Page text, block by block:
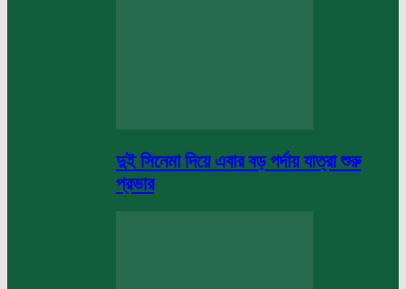
দুই সিনেমা দিয়ে এবার বড় পর্দায় যাত্রা শুরু
প্রভার